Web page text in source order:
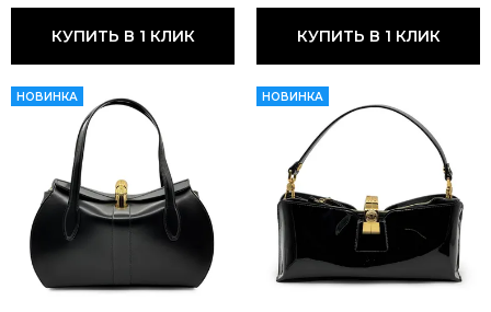
КУПИТЬ В 1 КЛИК КУПИТЬ В 1 КЛИК
НОВИНКА НОВИНКА